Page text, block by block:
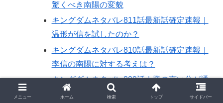
驚くべき南陽の変貌
キングダムネタバレ811話最新話確定速報｜
温形が信を試したのか？
キングダムネタバレ810話最新話確定速報｜
李信の南陽に対する考えは？
キングダムネタバレ809話｜騰の言い分が通
メニュー ホーム 検索 トップ サイドバー